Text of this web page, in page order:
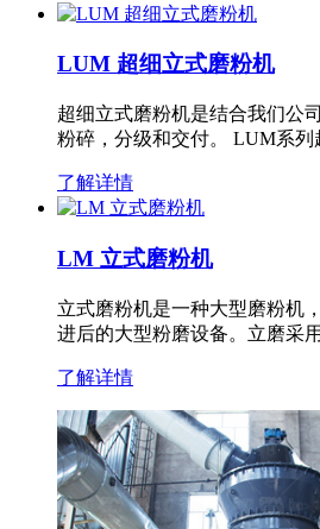
LUM 超细立式磨粉机
超细立式磨粉机是结合我们公
粉碎，分级和交付。 LUM系
了解详情
LM 立式磨粉机
立式磨粉机是一种大型磨粉机
进后的大型粉磨设备。立磨采
了解详情